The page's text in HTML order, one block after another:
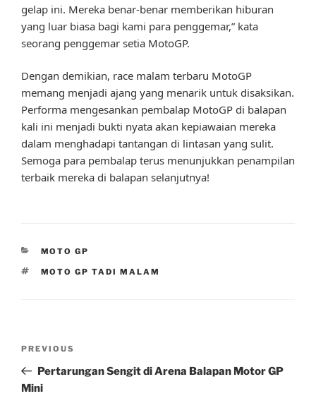
gelap ini. Mereka benar-benar memberikan hiburan
yang luar biasa bagi kami para penggemar,” kata
seorang penggemar setia MotoGP.
Dengan demikian, race malam terbaru MotoGP
memang menjadi ajang yang menarik untuk disaksikan.
Performa mengesankan pembalap MotoGP di balapan
kali ini menjadi bukti nyata akan kepiawaian mereka
dalam menghadapi tantangan di lintasan yang sulit.
Semoga para pembalap terus menunjukkan penampilan
terbaik mereka di balapan selanjutnya!
CATEGORIES
MOTO GP
TAGS
MOTO GP TADI MALAM
Previous
Post
PREVIOUS
Pertarungan Sengit di Arena Balapan Motor GP
Mini